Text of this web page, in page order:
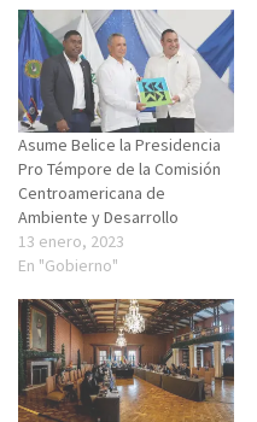
Asume Belice la Presidencia
Pro Témpore de la Comisión
Centroamericana de
Ambiente y Desarrollo
13 enero, 2023
En "Gobierno"